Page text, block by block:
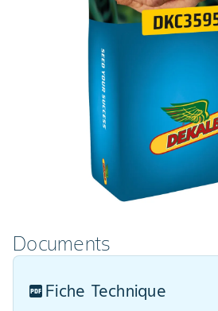
Documents
Fiche Technique